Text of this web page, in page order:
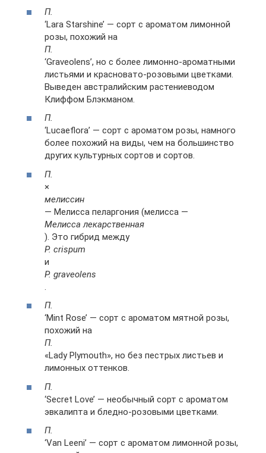
П.
‘Lara Starshine’ — сорт с ароматом лимонной
розы, похожий на
П.
‘Graveolens’, но с более лимонно-ароматными
листьями и красновато-розовыми цветками.
Выведен австралийским растениеводом
Клиффом Блэкманом.
П.
‘Lucaeflora’ — сорт с ароматом розы, намного
более похожий на виды, чем на большинство
других культурных сортов и сортов.
П.
×
мелиссин
— Мелисса пеларгония (мелисса —
Мелисса лекарственная
). Это гибрид между
P. crispum
и
P. graveolens
П.
‘Mint Rose’ — сорт с ароматом мятной розы,
похожий на
П.
«Lady Plymouth», но без пестрых листьев и
лимонных оттенков.
П.
‘Secret Love’ — необычный сорт с ароматом
эвкалипта и бледно-розовыми цветками.
П.
‘Van Leeni’ — сорт с ароматом лимонной розы,